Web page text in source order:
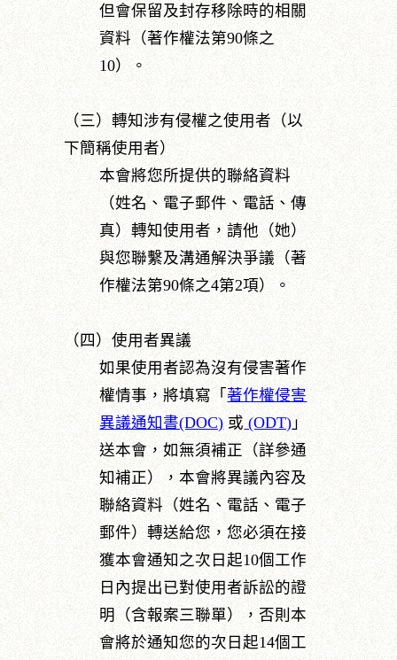
但會保留及封存移除時的相關
資料（著作權法第90條之
10）。
（三）轉知涉有侵權之使用者（以
下簡稱使用者）
本會將您所提供的聯絡資料
（姓名、電子郵件、電話、傳
真）轉知使用者，請他（她）
與您聯繫及溝通解決爭議（著
作權法第90條之4第2項）。
（四）使用者異議
如果使用者認為沒有侵害著作
權情事，將填寫「著作權侵害
異議通知書(DOC) 或 (ODT)」
送本會，如無須補正（詳參通
知補正），本會將異議內容及
聯絡資料（姓名、電話、電子
郵件）轉送給您，您必須在接
獲本會通知之次日起10個工作
日內提出已對使用者訴訟的證
明（含報案三聯單），否則本
會將於通知您的次日起14個工